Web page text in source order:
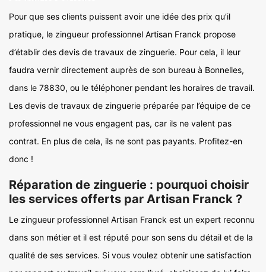
Pour que ses clients puissent avoir une idée des prix qu’il
pratique, le zingueur professionnel Artisan Franck propose
d’établir des devis de travaux de zinguerie. Pour cela, il leur
faudra vernir directement auprès de son bureau à Bonnelles,
dans le 78830, ou le téléphoner pendant les horaires de travail.
Les devis de travaux de zinguerie préparée par l’équipe de ce
professionnel ne vous engagent pas, car ils ne valent pas
contrat. En plus de cela, ils ne sont pas payants. Profitez-en
donc !
Réparation de zinguerie : pourquoi choisir
les services offerts par Artisan Franck ?
Le zingueur professionnel Artisan Franck est un expert reconnu
dans son métier et il est réputé pour son sens du détail et de la
qualité de ses services. Si vous voulez obtenir une satisfaction